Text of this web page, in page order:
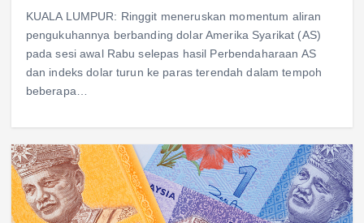
KUALA LUMPUR: Ringgit meneruskan momentum aliran
pengukuhannya berbanding dolar Amerika Syarikat (AS)
pada sesi awal Rabu selepas hasil Perbendaharaan AS
dan indeks dolar turun ke paras terendah dalam tempoh
beberapa…